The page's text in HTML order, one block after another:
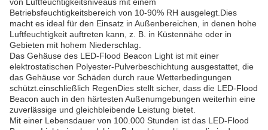
Betriebsfeuchtigkeitsbereich von 10-90% RH ausgelegt.Dies
macht es ideal für den Einsatz in Außenbereichen, in denen hohe
Luftfeuchtigkeit auftreten kann, z. B. in Küstennähe oder in
Gebieten mit hohem Niederschlag.
Das Gehäuse des LED-Flood Beacon Light ist mit einer
elektrostatischen Polyester-Pulverbeschichtung ausgestattet, die
das Gehäuse vor Schäden durch raue Wetterbedingungen
schützt.einschließlich RegenDies stellt sicher, dass die LED-Flood
Beacon auch in den härtesten Außenumgebungen weiterhin eine
zuverlässige und gleichbleibende Leistung bietet.
Mit einer Lebensdauer von 100.000 Stunden ist das LED-Flood